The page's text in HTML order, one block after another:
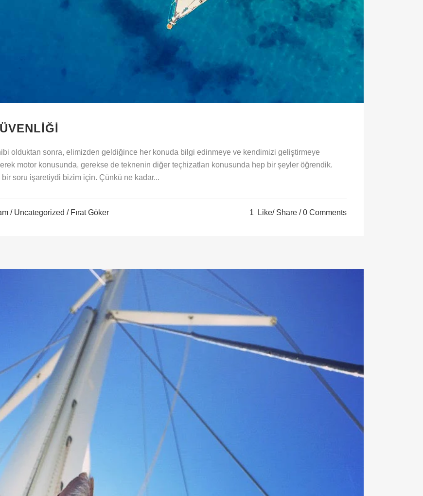
olduktan sonra, elimizden geldiğince her konuda bilgi edinmeye ve kendimizi geliştirmeye
motor konusunda, gerekse de teknenin diğer teçhizatları konusunda hep bir şeyler öğrendik.
soru işaretiydi bizim için. Çünkü ne kadar...
/ Uncategorized / Fırat Göker 1 Like Share 0 Comments